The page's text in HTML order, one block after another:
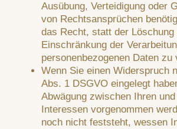
Ausübung, Verteidigung oder
von Rechtsansprüchen
das Recht, statt der Löschung
Einschränkung der
personenbezogenen Daten zu
Wenn Sie einen Widerspruch
Abs. 1 DSGVO eingelegt
Abwägung zwischen Ihren
Interessen vorgenommen
noch nicht feststeht, wessen